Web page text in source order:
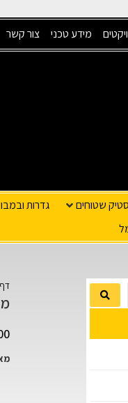
מידע טכני צור קשר
שטוחים
גדרות